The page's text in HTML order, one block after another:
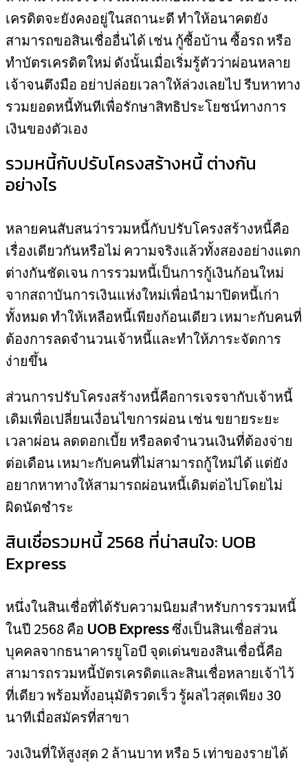
เครดิตจะยังคงอยู่ในสถานะดี ทำให้อนาคตยัง
สามารถขอสินเชื่ออื่นได้ เช่น กู้ซื้อบ้าน ซื้อรถ หรือ
ทำบัตรเครดิตใหม่ ดังนั้นเมื่อเริ่มรู้ตัวว่าผ่อนหลาย
เจ้าจนตึงมือ อย่าปล่อยเวลาให้ล่วงเลยไป รีบหาทาง
รวมยอดหนี้ทันทีเพื่อรักษาสิทธิประโยชน์ทางการ
เงินของตัวเอง
รวมหนี้กับปรับโครงสร้างหนี้ ต่างกัน
อย่างไร
หลายคนสับสนว่ารวมหนี้กับปรับโครงสร้างหนี้คือ
เรื่องเดียวกันหรือไม่ ความจริงแล้วทั้งสองอย่างแตก
ต่างกันชัดเจน การรวมหนี้เป็นการกู้เงินก้อนใหม่
จากสถาบันการเงินแห่งใหม่เพื่อนำมาปิดหนี้เก่า
ทั้งหมด ทำให้เหลือหนี้เพียงก้อนเดียว เหมาะกับคนที่
ต้องการลดจำนวนเจ้าหนี้และทำให้ภาระจัดการ
ง่ายขึ้น
ส่วนการปรับโครงสร้างหนี้คือการเจรจากับเจ้าหนี้
เดิมเพื่อเปลี่ยนเงื่อนไขการผ่อน เช่น ขยายระยะ
เวลาผ่อน ลดดอกเบี้ย หรือลดจำนวนเงินที่ต้องจ่าย
ต่อเดือน เหมาะกับคนที่ไม่สามารถกู้ใหม่ได้ แต่ยัง
อยากหาทางให้สามารถผ่อนหนี้เดิมต่อไปโดยไม่
ผิดนัดชำระ
สินเชื่อรวมหนี้ 2568 ที่น่าสนใจ: UOB
Express
หนึ่งในสินเชื่อที่ได้รับความนิยมสำหรับการรวมหนี้
ในปี 2568 คือ UOB Expressซึ่งเป็นสินเชื่อส่วน
บุคคลจากธนาคารยูโอบี จุดเด่นของสินเชื่อนี้คือ
สามารถรวมหนี้บัตรเครดิตและสินเชื่อหลายเจ้าไว้
ที่เดียว พร้อมทั้งอนุมัติรวดเร็ว รู้ผลไวสุดเพียง 30
นาทีเมื่อสมัครที่สาขา
วงเงินที่ให้สูงสุด 2 ล้านบาท หรือ 5 เท่าของรายได้